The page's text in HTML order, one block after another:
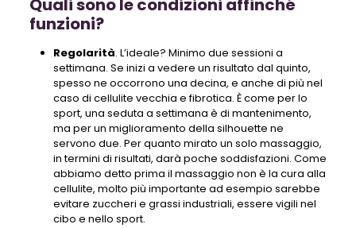
Quali sono le condizioni affinché
funzioni?
Regolarità. L’ideale? Minimo due sessioni a
settimana. Se inizi a vedere un risultato dal quinto,
spesso ne occorrono una decina, e anche di più nel
caso di cellulite vecchia e fibrotica. È come per lo
sport, una seduta a settimana è di mantenimento,
ma per un miglioramento della silhouette ne
servono due. Per quanto mirato un solo massaggio,
in termini di risultati, darà poche soddisfazioni. Come
abbiamo detto prima il massaggio non è la cura alla
cellulite, molto più importante ad esempio sarebbe
evitare zuccheri e grassi industriali, essere vigili nel
cibo e nello sport.